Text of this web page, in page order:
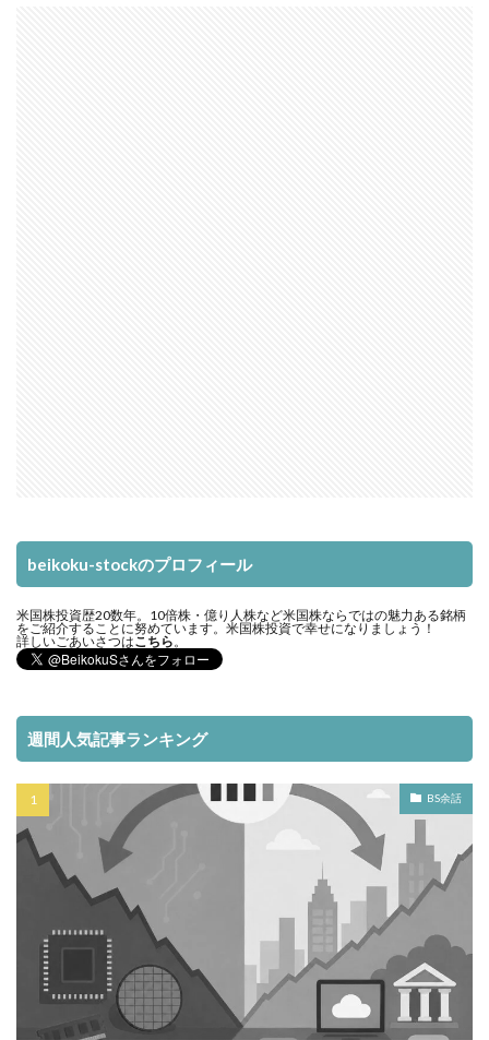
beikoku-stockのプロフィール
米国株投資歴20数年。10倍株・億り人株など米国株ならではの魅力ある銘柄
をご紹介することに努めています。米国株投資で幸せになりましょう！
詳しいごあいさつはこちら 。
週間人気記事ランキング
BS余話